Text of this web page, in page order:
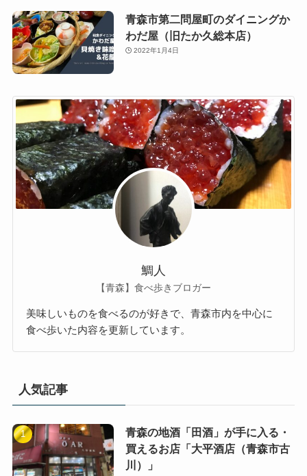
青森市第二問屋町のダイニングか
わだ屋（旧たか久総本店）
2022年1月4日
鯛人
【青森】食べ歩きブロガー
美味しいものを食べるのが好きで、青森市内を中心に
食べ歩いた内容を更新しています。
人気記事
青森の地酒「田酒」が手に入る・
買えるお店「大平酒店（青森市古
川）」